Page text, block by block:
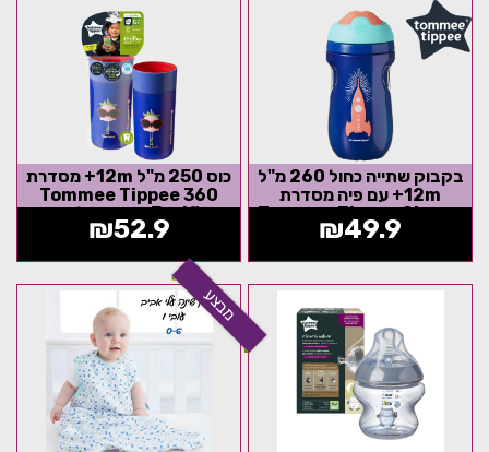
בקבוק שתייה כחול 260 מ"ל
12m+ עם פיה מסדרת
Tommee Tippee Sippee
₪49.9
כוס 250 מ"ל 12m+ מסדרת
360 Tommee Tippee
Easiflow חסינת דליפות -
כחול₪52.9
מבצע